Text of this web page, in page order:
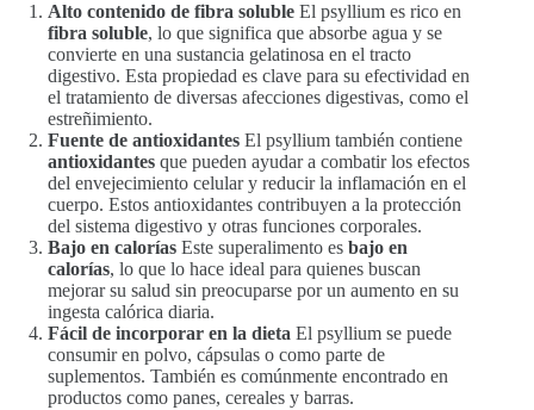
Alto contenido de fibra soluble El psyllium es rico en
fibra soluble, lo que significa que absorbe agua y se
convierte en una sustancia gelatinosa en el tracto
digestivo. Esta propiedad es clave para su efectividad en
el tratamiento de diversas afecciones digestivas, como el
estreñimiento.
Fuente de antioxidantes El psyllium también contiene
antioxidantes que pueden ayudar a combatir los efectos
del envejecimiento celular y reducir la inflamación en el
cuerpo. Estos antioxidantes contribuyen a la protección
del sistema digestivo y otras funciones corporales.
Bajo en calorías Este superalimento es bajo en
calorías, lo que lo hace ideal para quienes buscan
mejorar su salud sin preocuparse por un aumento en su
ingesta calórica diaria.
Fácil de incorporar en la dieta El psyllium se puede
consumir en polvo, cápsulas o como parte de
suplementos. También es comúnmente encontrado en
productos como panes, cereales y barras.